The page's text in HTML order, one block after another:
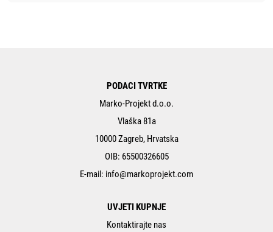
PODACI TVRTKE
Marko-Projekt d.o.o.
Vlaška 81a
10000 Zagreb, Hrvatska
OIB: 65500326605
E-mail: info@markoprojekt.com
UVJETI KUPNJE
Kontaktirajte nas